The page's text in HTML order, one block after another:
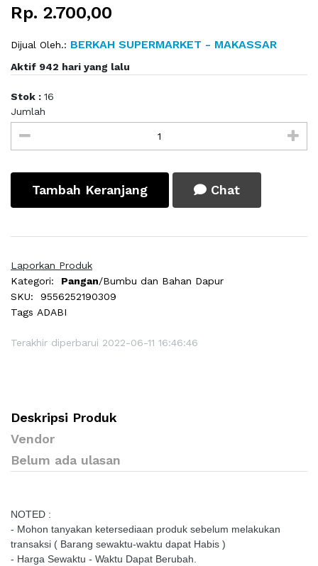
Rp. 2.700,00
Dijual Oleh.: BERKAH SUPERMARKET - MAKASSAR
Aktif 942 hari yang lalu
Stok : 16
Jumlah
Tambah Keranjang Chat
Laporkan Produk
Kategori:
Pangan/Bumbu dan Bahan Dapur
SKU:
9556252190309
Tags ADABI
Terakhir diperbarui 2022-06-11 16:46:46
Deskripsi Produk
Vendor
Belum ada ulasan
NOTED :
- Mohon tanyakan ketersediaan produk sebelum melakukan
transaksi ( Barang sewaktu-waktu dapat Habis )
- Harga Sewaktu - Waktu Dapat Berubah.